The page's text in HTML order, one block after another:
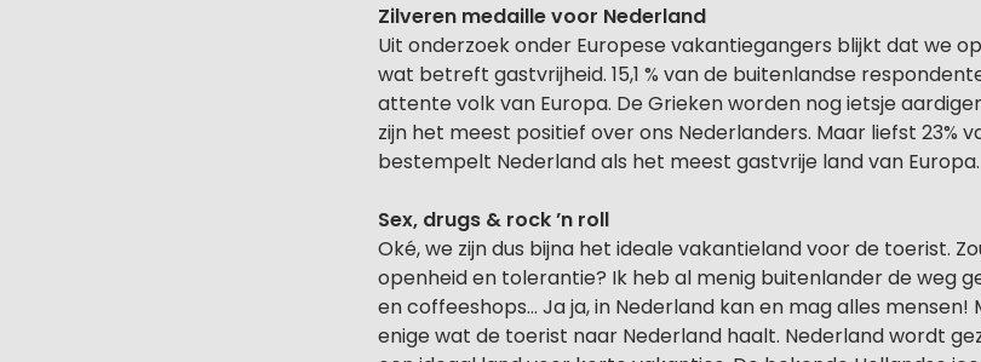
Zilveren medaille voor Nederland
Uit onderzoek onder Europese vakantiegangers blijkt dat we
wat betreft gastvrijheid. 15,1 % van de buitenlandse
attente volk van Europa. De Grieken worden nog ietsje
zijn het meest positief over ons Nederlanders. Maar liefst 23%
bestempelt Nederland als het meest gastvrije land van Europa.
Sex, drugs & rock ’n roll
Oké, we zijn dus bijna het ideale vakantieland voor de toerist.
openheid en tolerantie? Ik heb al menig buitenlander de weg
en coffeeshops… Ja ja, in Nederland kan en mag alles mensen!
enige wat de toerist naar Nederland haalt. Nederland wordt